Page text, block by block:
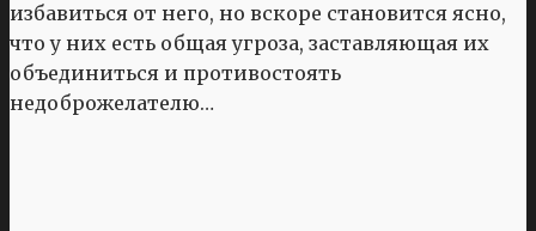
избавиться от него, но вскоре становится ясно,
что у них есть общая угроза, заставляющая их
объединиться и противостоять
недоброжелателю…